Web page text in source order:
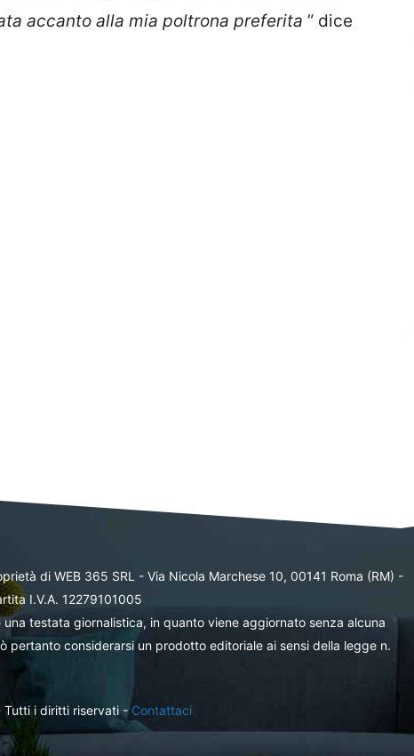
accanto alla mia poltrona preferita ” dice
di WEB 365 SRL - Via Nicola Marchese 10, 00141 Roma (RM) -
I.V.A. 12279101005
una testata giornalistica, in quanto viene aggiornato senza alcuna
pertanto considerarsi un prodotto editoriale ai sensi della legge n.
i diritti riservati -Contattaci